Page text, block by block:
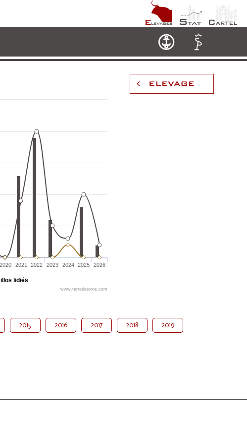
lidiés
2020 2021 2022 2023 2024 2025 2026
www.terredetoros.com
2015 2016 2017 2018 2019